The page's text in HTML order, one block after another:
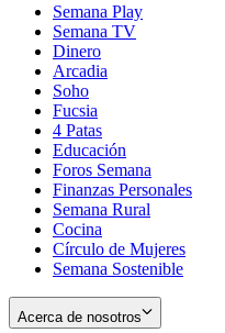
Semana Play
Semana TV
Dinero
Arcadia
Soho
in
new
window
Fucsia
in
new
window
4 Patas
Educación
Foros Semana
Finanzas Personales
Semana Rural
Cocina
Círculo de Mujeres
Semana Sostenible
Acerca de nosotros